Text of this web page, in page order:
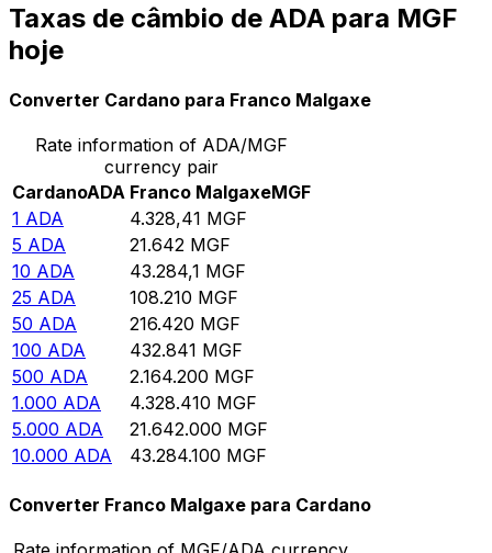
Taxas de câmbio de ADA para MGF
hoje
Converter Cardano para Franco Malgaxe
Rate information of ADA/MGF
currency pair
CardanoADA Franco MalgaxeMGF
1 ADA 4.328,41 MGF
5 ADA 21.642 MGF
10 ADA 43.284,1 MGF
25 ADA 108.210 MGF
50 ADA 216.420 MGF
100 ADA 432.841 MGF
500 ADA 2.164.200 MGF
1.000 ADA 4.328.410 MGF
5.000 ADA 21.642.000 MGF
10.000 ADA 43.284.100 MGF
Converter Franco Malgaxe para Cardano